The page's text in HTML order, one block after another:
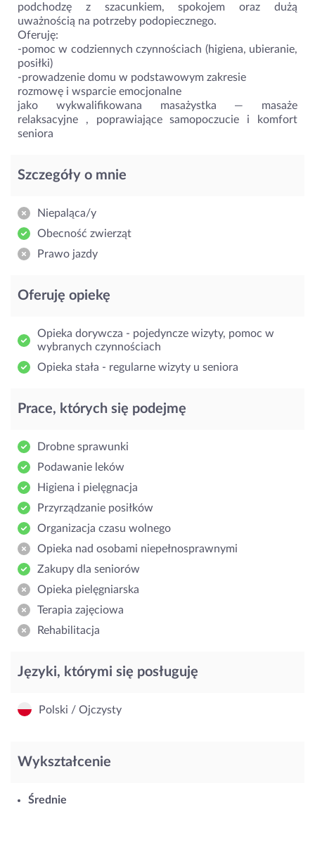
podchodzę z szacunkiem, spokojem oraz dużą
uważnością na potrzeby podopiecznego.
Oferuję:
-pomoc w codziennych czynnościach (higiena, ubieranie,
posiłki)
-prowadzenie domu w podstawowym zakresie
rozmowę i wsparcie emocjonalne
jako wykwalifikowana masażystka — masaże
relaksacyjne , poprawiające samopoczucie i komfort
seniora
Szczegóły o mnie
Niepaląca/y
Obecność zwierząt
Prawo jazdy
Oferuję opiekę
Opieka dorywcza - pojedyncze wizyty, pomoc w
wybranych czynnościach
Opieka stała - regularne wizyty u seniora
Prace, których się podejmę
Drobne sprawunki
Podawanie leków
Higiena i pielęgnacja
Przyrządzanie posiłków
Organizacja czasu wolnego
Opieka nad osobami niepełnosprawnymi
Zakupy dla seniorów
Opieka pielęgniarska
Terapia zajęciowa
Rehabilitacja
Języki, którymi się posługuję
Polski / Ojczysty
Wykształcenie
Średnie